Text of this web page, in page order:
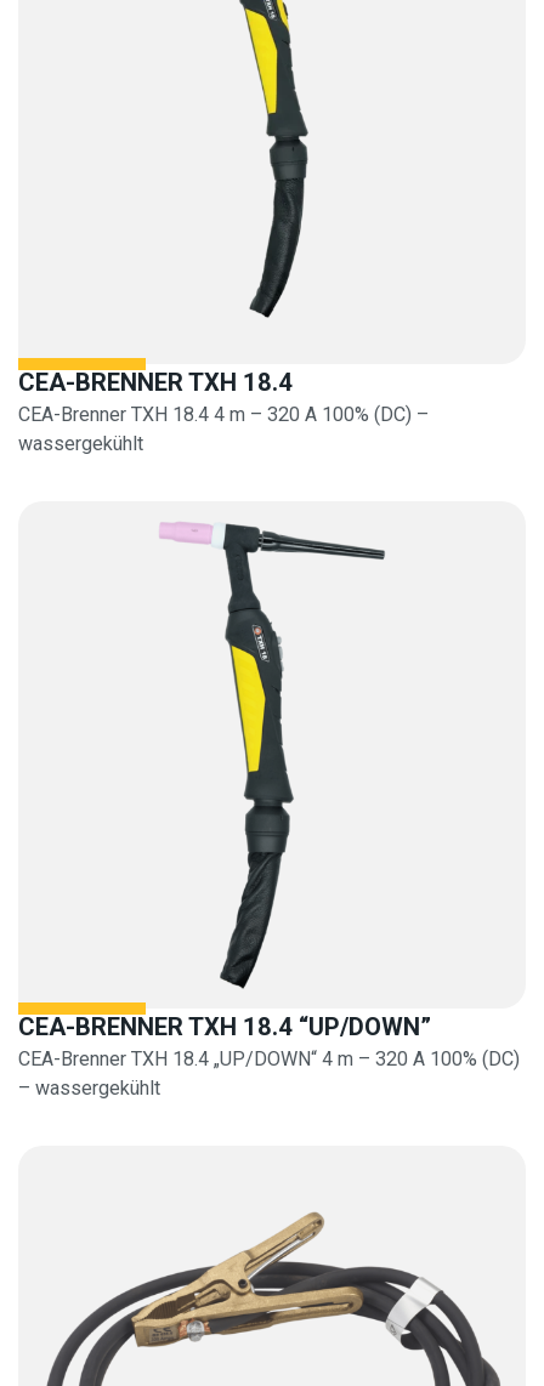
CEA-BRENNER TXH 18.4
CEA-Brenner TXH 18.4 4 m – 320 A 100% (DC) –
wassergekühlt
CEA-BRENNER TXH 18.4 “UP/DOWN”
CEA-Brenner TXH 18.4 „UP/DOWN“ 4 m – 320 A 100% (DC)
– wassergekühlt